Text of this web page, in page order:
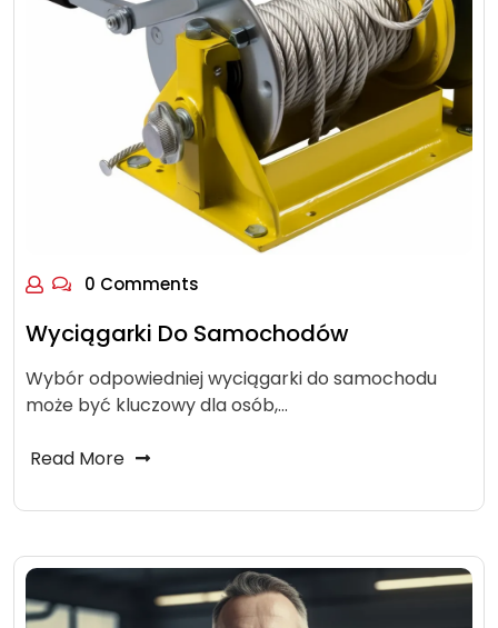
0 Comments
Wyciągarki Do Samochodów
Wybór odpowiedniej wyciągarki do samochodu
może być kluczowy dla osób,…
Read More